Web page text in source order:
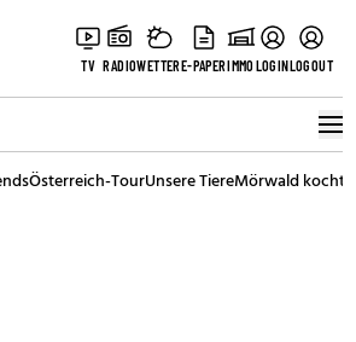
TV RADIOWETTERE-PAPERIMMOLOGINLOGOUT
Österreich-TourUnsere TiereMörwald kocht